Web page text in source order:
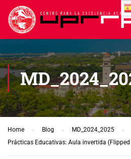
Home Blog
MD_2024_2025
Prácticas Educativas: Aula invertida